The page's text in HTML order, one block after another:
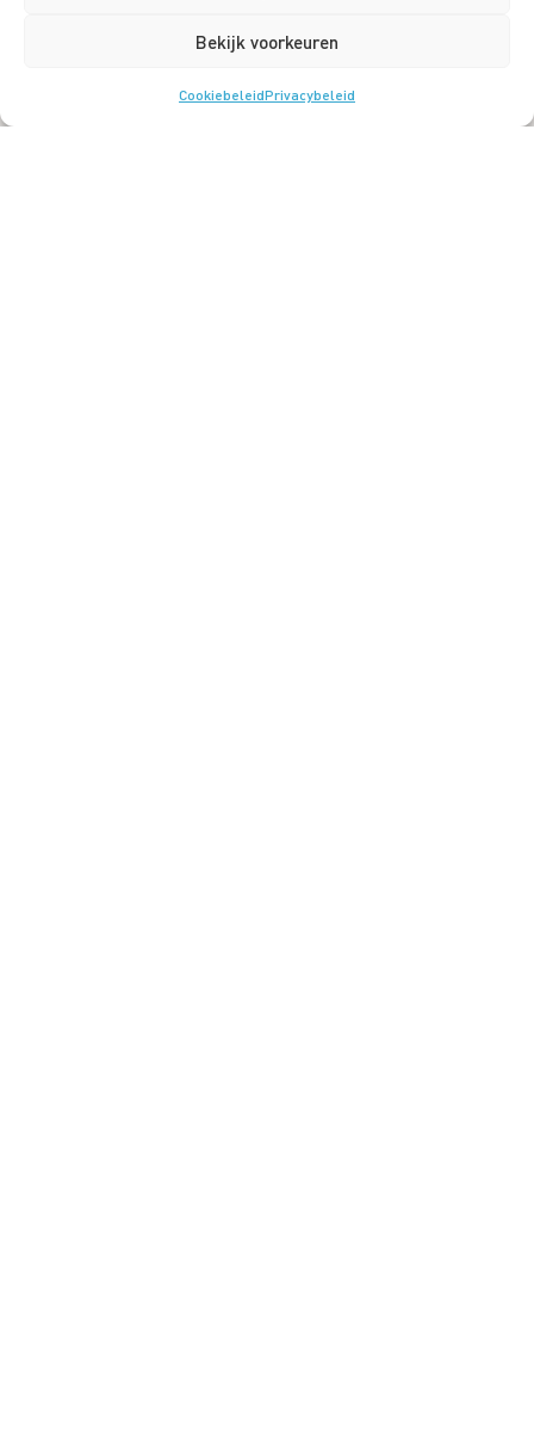
Bekijk voorkeuren
CookiebeleidPrivacybeleid